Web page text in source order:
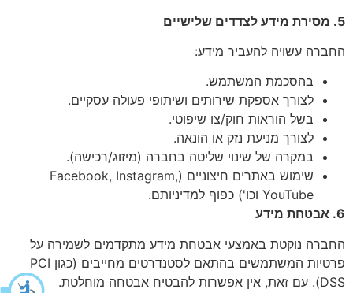
5. מסירת מידע לצדדים שלישיים
החברה עשויה להעביר מידע:
בהסכמת המשתמש.
לצורך אספקת שירותים ושיתופי פעולה עסקיים.
בשל הוראות חוק/צו שיפוטי.
לצורך מניעת נזק או הונאה.
במקרה של שינוי שליטה בחברה (מיזוג/רכישה).
שימוש באתרים חיצוניים (Facebook, Instagram,
YouTube וכו') כפוף למדיניותם.
6. אבטחת מידע
החברה נוקטת באמצעי אבטחת מידע מתקדמים לשמירה על
פרטיות המשתמשים בהתאם לסטנדרטים מחייבים (כגון PCI
DSS). עם זאת, אין אפשרות להבטיח אבטחה מוחלטת.